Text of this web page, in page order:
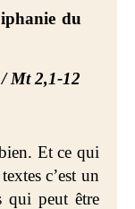
du
Mt 2,1-12
Et ce qui
c’est un
qui peut être